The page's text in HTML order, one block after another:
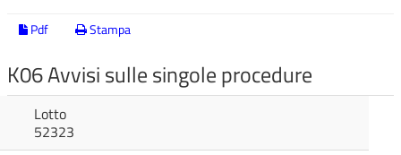
Pdf Stampa
K06 Avvisi sulle singole procedure
Lotto
52323